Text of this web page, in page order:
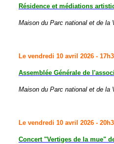
Résidence et médiations
Maison du Parc national et de la
Le vendredi 10 avril 2026 -
Assemblée Générale de
Maison du Parc national et de la
Le vendredi 10 avril 2026 -
Concert "Vertiges de la mue"